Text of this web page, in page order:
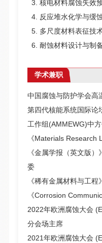
3. 核电材料腐蚀失效
4. 反应堆水化学与缓
5. 多尺度材料表征技
6. 耐蚀材料设计与制
学术兼职
中国腐蚀与防护学会高
第四代核能系统国际
工作组(AMMEWG)中
《Materials Research
《金属学报（英文版
委
《稀有金属材料与工
《Corrosion
2022年欧洲腐蚀大会
分会场主席
2021年欧洲腐蚀大会